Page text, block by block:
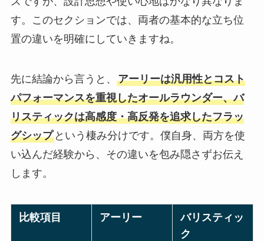
す。このセクションでは、両者の基本的な立ち位
置の違いを明確にしていきますね。
先に結論から言うと、 アーリーは汎用性とコスト
パフォーマンスを重視したオールラウンダー、バ
リスティックは高感度・高反発を追求したフラッ
グシップという棲み分けです。僕自身、両方を使
い込んだ経験から、その違いを包み隠さずお伝え
します。
比較項目 アーリー
バリスティッ
ク